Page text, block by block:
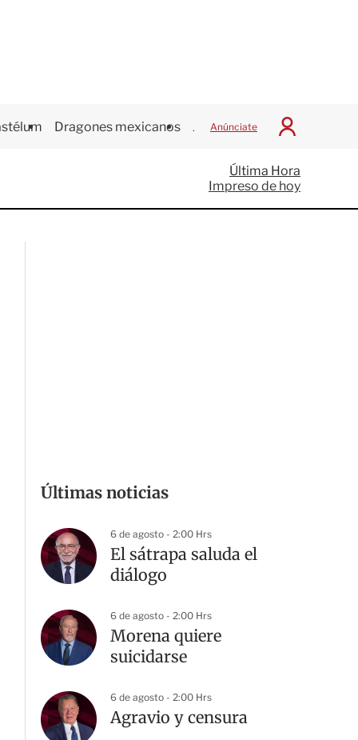
Dragones mexicanos Juegos Centroamericanos
Anúnciate
I
c
i
a
Última Hora
Impreso de hoy
Últimas noticias
6 de agosto - 2:00 Hrs
El sátrapa saluda el
diálogo
6 de agosto - 2:00 Hrs
Morena quiere
suicidarse
6 de agosto - 2:00 Hrs
Agravio y censura